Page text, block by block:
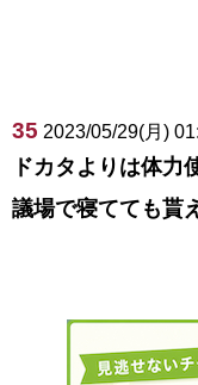
35 2023/05/29(月)
ドカタよりは体力
議場で寝てても貰